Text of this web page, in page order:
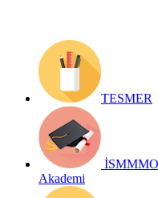
TESMER
İSMMMO
Akademi